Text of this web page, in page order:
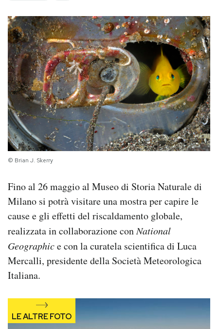
Cultura
Economia
Sport
Europa
Altrecose
Mondiali calcio 2026
PODCAST
NEWSLETTER
I MIEI PREFERITI
SHOP
CALENDARIO
AREA PERSONALE
Area Personale
Notifiche mobile
Hai bisogno di aiuto?
© Brian J. Skerry
Fino al 26 maggio al Museo di Storia Naturale di
Milano si potrà visitare una mostra per capire le
cause e gli effetti del riscaldamento globale,
realizzata in collaborazione conNational
Geographice con la curatela scientifica di Luca
Mercalli, presidente della Società Meteorologica
Italiana.